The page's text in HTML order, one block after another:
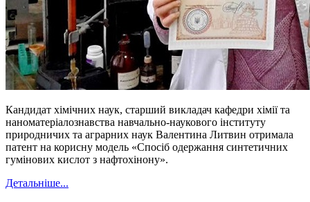
Кандидат хімічних наук, старший викладач кафедри хімії та
наноматеріалознавства навчально-наукового інституту
природничих та аграрних наук Валентина Литвин отримала
патент на корисну модель «Спосіб одержання синтетичних
гумінових кислот з нафтохінону».
Детальніше...